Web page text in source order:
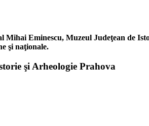
Eminescu, Muzeul Judeţean de
şi naţionale.
şi Arheologie Prahova